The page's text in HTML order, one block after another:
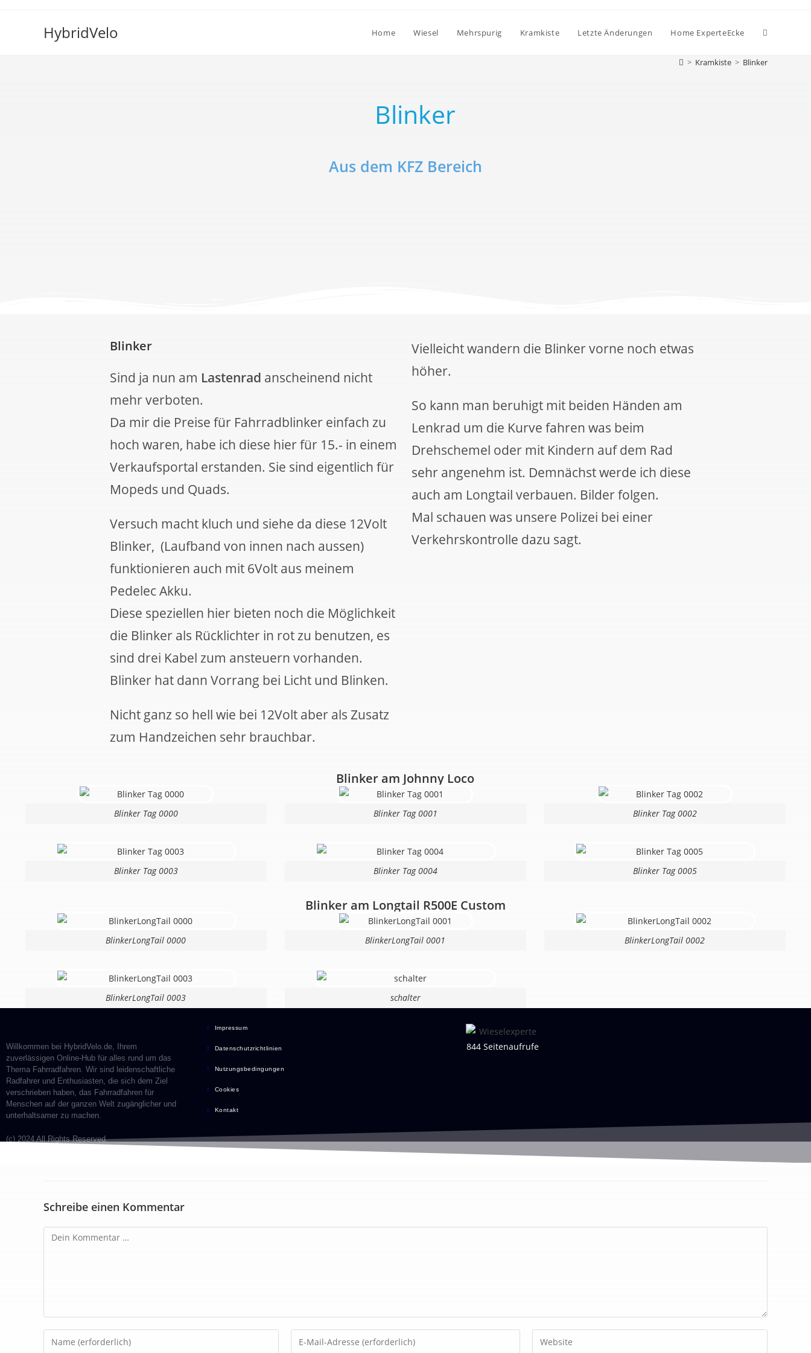
HybridVelo Home Wiesel Mehrspurig Kramkiste Letzte Änderungen Home ExperteEcke
> Kramkiste > Blinker
Blinker
Aus dem KFZ Bereich
Blinker
Sind ja nun am Lastenrad anscheinend nicht
mehr verboten.
Da mir die Preise für Fahrradblinker einfach zu
hoch waren, habe ich diese hier für 15.- in einem
Verkaufsportal erstanden. Sie sind eigentlich für
Mopeds und Quads.
Versuch macht kluch und siehe da diese 12Volt
Blinker, (Laufband von innen nach aussen)
funktionieren auch mit 6Volt aus meinem
Pedelec Akku.
Diese speziellen hier bieten noch die Möglichkeit
die Blinker als Rücklichter in rot zu benutzen, es
sind drei Kabel zum ansteuern vorhanden.
Blinker hat dann Vorrang bei Licht und Blinken.
Nicht ganz so hell wie bei 12Volt aber als Zusatz
zum Handzeichen sehr brauchbar.
Vielleicht wandern die Blinker vorne noch etwas
höher.
So kann man beruhigt mit beiden Händen am
Lenkrad um die Kurve fahren was beim
Drehschemel oder mit Kindern auf dem Rad
sehr angenehm ist. Demnächst werde ich diese
auch am Longtail verbauen. Bilder folgen.
Mal schauen was unsere Polizei bei einer
Verkehrskontrolle dazu sagt.
Blinker am Johnny Loco
Blinker Tag 0000 Blinker Tag 0001 Blinker Tag 0002
Blinker Tag 0003 Blinker Tag 0004 Blinker Tag 0005
Blinker am Longtail R500E Custom
BlinkerLongTail 0000 BlinkerLongTail 0001 BlinkerLongTail 0002
BlinkerLongTail 0003 schalter
Willkommen bei HybridVelo.de, Ihrem
zuverlässigen Online-Hub für alles rund um das
Thema Fahrradfahren. Wir sind leidenschaftliche
Radfahrer und Enthusiasten, die sich dem Ziel
verschrieben haben, das Fahrradfahren für
Menschen auf der ganzen Welt zugänglicher und
unterhaltsamer zu machen.
(c) 2024 All Rights Reserved.
Impressum
Datenschutzrichtlinien
Nutzungsbedingungen
Cookies
Kontakt
844 Seitenaufrufe
Schreibe einen Kommentar